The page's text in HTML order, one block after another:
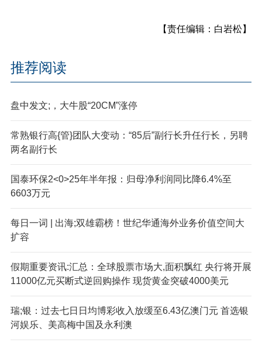
【责任编辑：白岩松】
推荐阅读
盘中发文;，大牛股“20CM”涨停
常熟银行高{管}团队大变动：“85后”副行长升任行长，另聘
两名副行长
国泰环保2<0>25年半年报：归母净利润同比降6.4%至
6603万元
每日一词 | 出海;双雄霸榜！世纪华通海外业务价值空间大
扩容
假期重要资讯:汇总：全球股票市场大,面积飘红 央行将开展
11000亿元买断式逆回购操作 现货黄金突破4000美元
瑞;银：过去七日日均博彩收入放缓至6.43亿澳门元 首选银
河娱乐、美高梅中国及永利澳